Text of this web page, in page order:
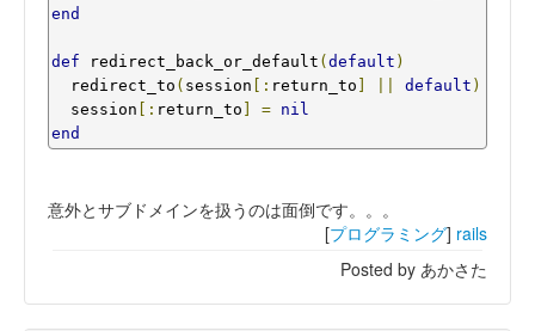
end
def redirect_back_or_default (default )
  redirect_to
( session [: return_to ] default )
  session
[: return_to ] = nil
end
意外とサブドメインを扱うのは面倒です。。。
[プログラミング] rails
Posted by あかさた